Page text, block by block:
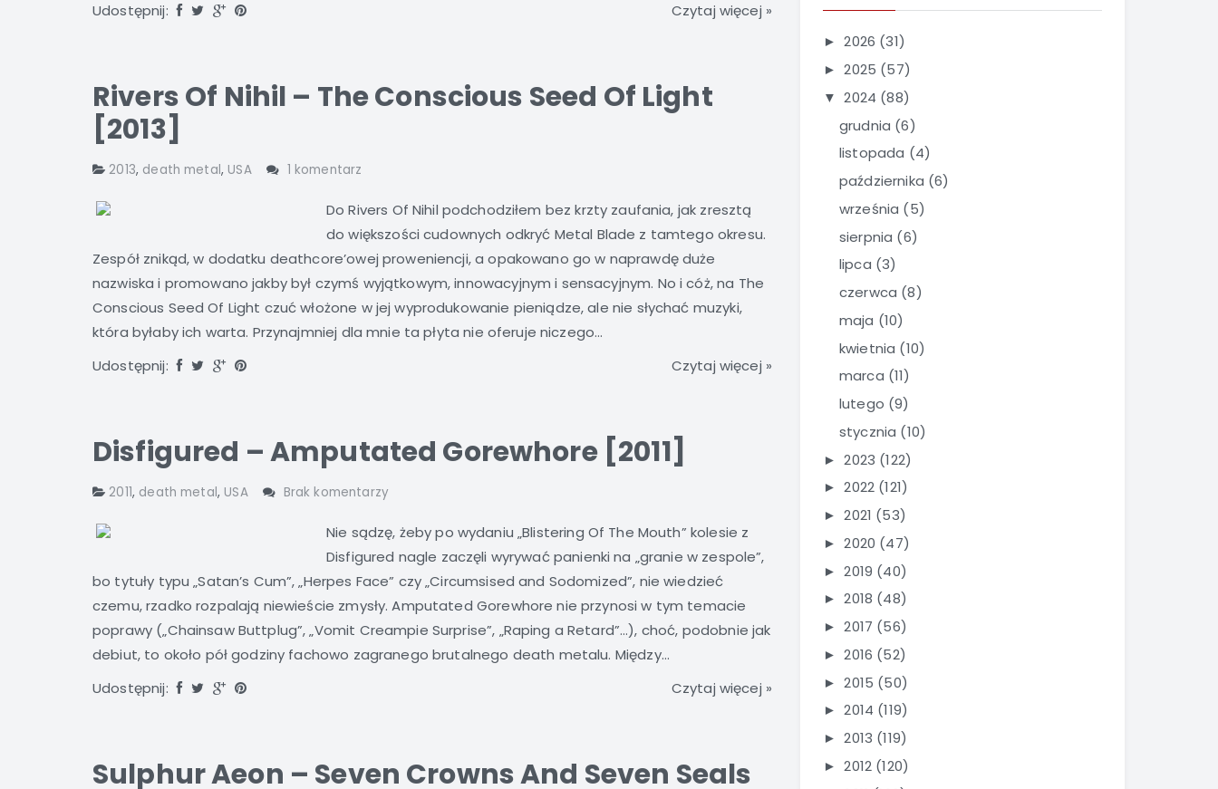
Udostępnij:
Czytaj więcej »
Rivers Of Nihil – The Conscious Seed Of Light
[2013]
2013, death metal, USA 1 komentarz
Do Rivers Of Nihil podchodziłem bez krzty zaufania, jak zresztą
do większości cudownych odkryć Metal Blade z tamtego okresu.
Zespół znikąd, w dodatku deathcore’owej proweniencji, a opakowano go w naprawdę duże
nazwiska i promowano jakby był czymś wyjątkowym, innowacyjnym i sensacyjnym. No i cóż, na The
Conscious Seed Of Light czuć włożone w jej wyprodukowanie pieniądze, ale nie słychać muzyki,
która byłaby ich warta. Przynajmniej dla mnie ta płyta nie oferuje niczego...
Udostępnij:
Czytaj więcej »
Disfigured – Amputated Gorewhore [2011]
2011, death metal, USA Brak komentarzy
Nie sądzę, żeby po wydaniu „Blistering Of The Mouth” kolesie z
Disfigured nagle zaczęli wyrywać panienki na „granie w zespole”,
bo tytuły typu „Satan’s Cum”, „Herpes Face” czy „Circumsised and Sodomized”, nie wiedzieć
czemu, rzadko rozpalają niewieście zmysły. Amputated Gorewhore nie przynosi w tym temacie
poprawy („Chainsaw Buttplug”, „Vomit Creampie Surprise”, „Raping a Retard”…), choć, podobnie jak
debiut, to około pół godziny fachowo zagranego brutalnego death metalu. Między...
Udostępnij:
Czytaj więcej »
Sulphur Aeon – Seven Crowns And Seven Seals
► 2026 (31)
► 2025 (57)
▼ 2024 (88)
grudnia (6)
listopada (4)
października (6)
września (5)
sierpnia (6)
lipca (3)
czerwca (8)
maja (10)
kwietnia (10)
marca (11)
lutego (9)
stycznia (10)
► 2023 (122)
► 2022 (121)
► 2021 (53)
► 2020 (47)
► 2019 (40)
► 2018 (48)
► 2017 (56)
► 2016 (52)
► 2015 (50)
► 2014 (119)
► 2013 (119)
► 2012 (120)